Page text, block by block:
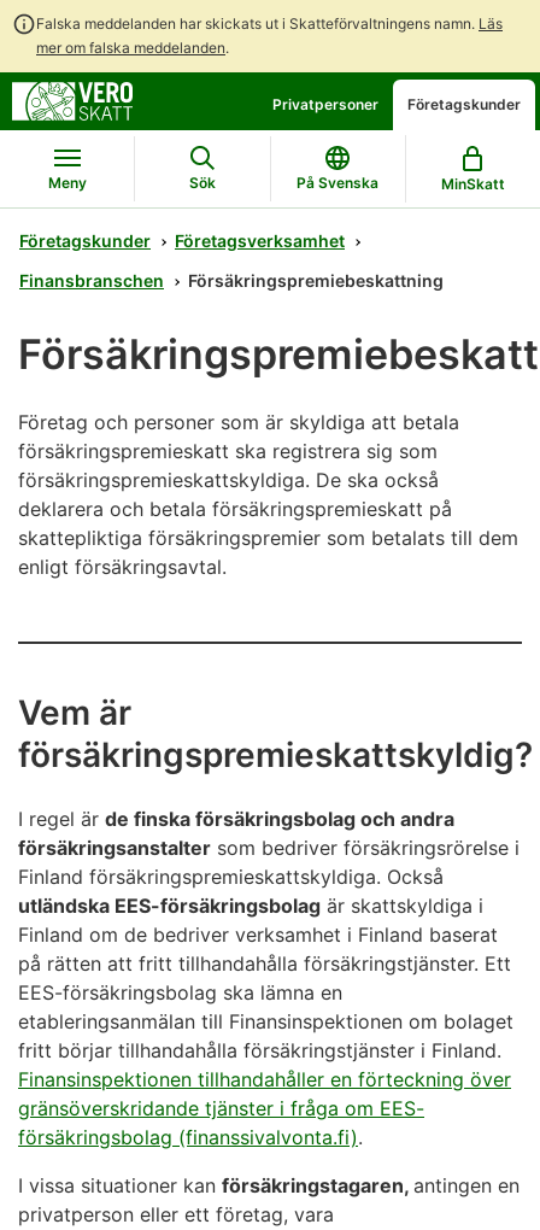
Falska meddelanden har skickats ut i Skatteförvaltningens namn. Läs
mer om falska meddelanden.
direkt
till
innehållet
till
hela
webbplatsens
sökning
Privatpersoner Företagskunder
Meny Sök På Svenska MinSkatt
Företagskunder
Företagsverksamhet
Finansbranschen
Försäkringspremiebeskattning
Företag och personer som är skyldiga att betala
försäkringspremieskatt ska registrera sig som
försäkringspremieskattskyldiga. De ska också
deklarera och betala försäkringspremieskatt på
skattepliktiga försäkringspremier som betalats till dem
enligt försäkringsavtal.
Vem är
försäkringspremieskattskyldig?
I regel är de finska försäkringsbolag och andra
försäkringsanstalter som bedriver försäkringsrörelse i
Finland försäkringspremieskattskyldiga. Också
utländska EES-försäkringsbolag är skattskyldiga i
Finland om de bedriver verksamhet i Finland baserat
på rätten att fritt tillhandahålla försäkringstjänster. Ett
EES-försäkringsbolag ska lämna en
etableringsanmälan till Finansinspektionen om bolaget
fritt börjar tillhandahålla försäkringstjänster i Finland.
Finansinspektionen tillhandahåller en förteckning över
gränsöverskridande tjänster i fråga om EES-
försäkringsbolag (finanssivalvonta.fi).
I vissa situationer kan försäkringstagaren, antingen en
privatperson eller ett företag, vara